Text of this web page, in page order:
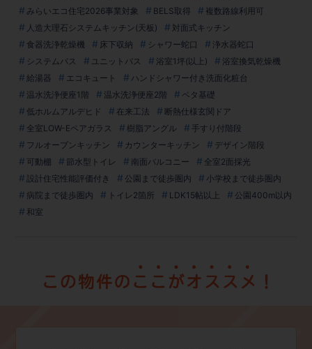
みらいエコ住宅2026事業対象
BELS取得
複数路線利用可
人造大理石システムキッチン(天板)
対面式キッチン
食器洗浄乾燥機
床下収納 シャワー蛇口
浄水器蛇口
システムバス
ユニットバス 浴室1坪(以上)
浴室換気乾燥機
給湯器
エコキュート
ハンドシャワー付き洗面化粧台
温水洗浄便座1階
温水洗浄便座2階
ベタ基礎
低ホルムアルデヒド
在来工法
断熱仕様玄関ドア
全室LOW-Eペアガラス
樹脂アングル
手すり付階段
フルオープンキッチン
カウンターキッチン
デザイン階段
可動棚
節水型トイレ 南面バルコニー
全室2面採光
設計住宅性能評価付き
公園まで徒歩圏内
小学校まで徒歩圏内
病院まで徒歩圏内
トイレ2箇所 LDK15帖以上
公園400m以内
和室